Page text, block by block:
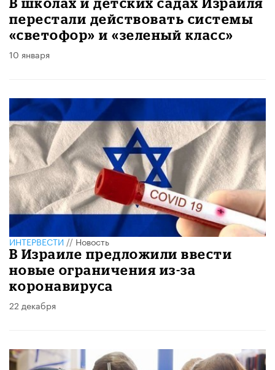
перестали действовать системы
«светофор» и «зеленый класс»
10 января
ИНТЕРВЕСТИ//Новость
В Израиле предложили ввести
новые ограничения из-за
коронавируса
22 декабря